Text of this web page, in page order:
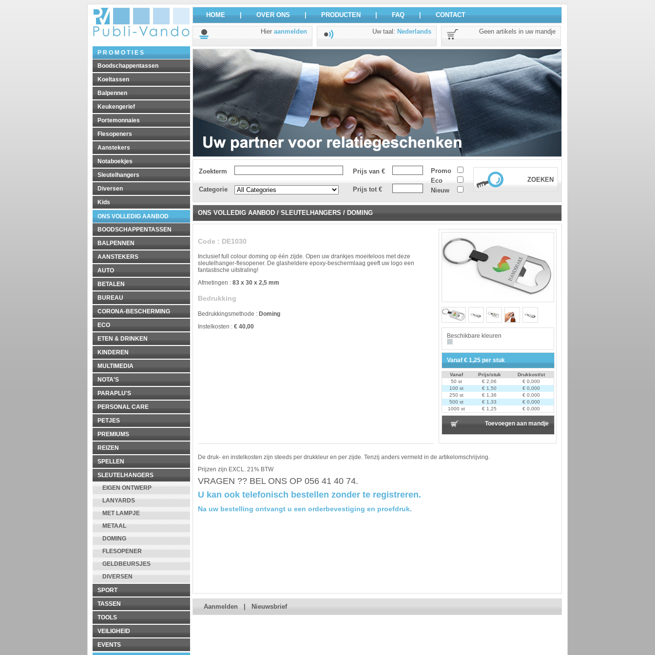
P R O M O T I E S
Boodschappentassen
Koeltassen
Balpennen
Keukengerief
Portemonnaies
Flesopeners
Aanstekers
Notaboekjes
Sleutelhangers
Diversen
Kids
ONS VOLLEDIG AANBOD
BOODSCHAPPENTASSEN
BALPENNEN
AANSTEKERS
AUTO
BETALEN
BUREAU
CORONA-BESCHERMING
ECO
ETEN & DRINKEN
KINDEREN
MULTIMEDIA
NOTA'S
PARAPLU'S
PERSONAL CARE
PETJES
PREMIUMS
REIZEN
SPELLEN
SLEUTELHANGERS
EIGEN ONTWERP
LANYARDS
MET LAMPJE
METAAL
DOMING
FLESOPENER
GELDBEURSJES
DIVERSEN
SPORT
TASSEN
TOOLS
VEILIGHEID
EVENTS
HOME OVER ONS PRODUCTEN FAQ CONTACT
Hier aanmelden Uw taal : Nederlands Geen artikels in uw mandje
Zoekterm Prijs van €
Promo
Eco
Nieuw
ZOEKEN
Categorie
Prijs tot €
ONS VOLLEDIG AANBOD / SLEUTELHANGERS / DOMING
Beschikbare kleuren
Vanaf € 1,25 per stuk
Vanaf Prijs/stuk
Drukkost/st
50 st
€ 2,06
€ 0,000
100 st
€ 1,50
€ 0,000
250 st
€ 1,36
€ 0,000
500 st
€ 1,33
€ 0,000
1000 st
€ 1,25 € 0,000
Toevoegen aan mandje
Code : DE1030
Inclusief full colour doming op één zijde. Open uw drankjes moeiteloos met deze
sleutelhanger-flesopener. De glasheldere epoxy-beschermlaag geeft uw logo een
fantastische uitstraling!
Afmetingen : 83 x 30 x 2,5 mm
Bedrukking
Bedrukkingsmethode : Doming
Instelkosten : € 40,00
De druk- en instelkosten zijn steeds per drukkleur en per zijde. Tenzij anders vermeld in de artikelomschrijving.
Prijzen zijn EXCL. 21% BTW
VRAGEN ?? BEL ONS OP 056 41 40 74.
U kan ook telefonisch bestellen zonder te registreren.
Na uw bestelling ontvangt u een orderbevestiging en proefdruk.
Aanmelden Nieuwsbrief